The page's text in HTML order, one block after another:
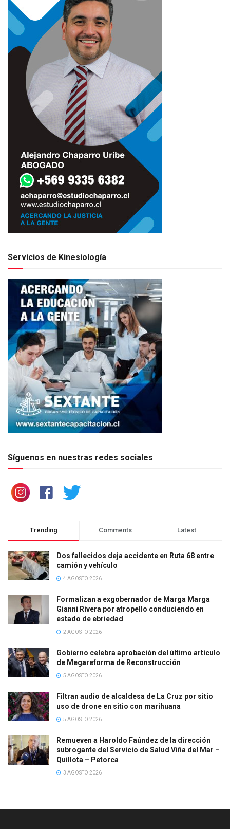
Servicios de Kinesiología
Síguenos en nuestras redes sociales
Trending Comments Latest
Dos fallecidos deja accidente en Ruta 68 entre
camión y vehículo
4 AGOSTO 2026
Formalizan a exgobernador de Marga Marga
Gianni Rivera por atropello conduciendo en
estado de ebriedad
2 AGOSTO 2026
Gobierno celebra aprobación del último artículo
de Megareforma de Reconstrucción
5 AGOSTO 2026
Filtran audio de alcaldesa de La Cruz por sitio
uso de drone en sitio con marihuana
5 AGOSTO 2026
Remueven a Haroldo Faúndez de la dirección
subrogante del Servicio de Salud Viña del Mar –
Quillota – Petorca
3 AGOSTO 2026